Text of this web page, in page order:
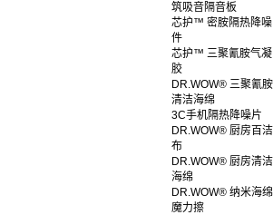
筑吸音隔音板
芯护™ 密胺隔热降噪
件
芯护™ 三聚氰胺气凝
胶
DR.WOW® 三聚氰胺
清洁海绵
3C手机隔热降噪片
DR.WOW® 厨房百洁
布
DR.WOW® 厨房清洁
海绵
DR.WOW® 纳米海绵
魔力擦